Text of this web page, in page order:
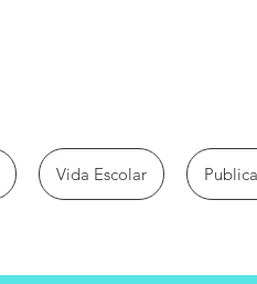
Vida Escolar